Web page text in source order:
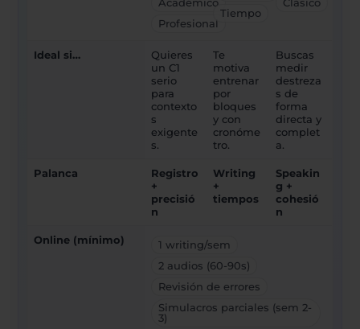
Académico
Profesional
Tiempo
Clásico
Ideal si…
Quieres
un C1
serio
para
contexto
s
exigente
s.
Te
motiva
entrenar
por
bloques
y con
cronóme
tro.
Buscas
medir
destreza
s de
forma
directa y
complet
a.
Palanca
Registro
+
precisió
n
Writing
+
tiempos
Speakin
g +
cohesió
n
Online (mínimo)
1 writing/sem
2 audios (60-90s)
Revisión de errores
Simulacros parciales (sem 2-
3)